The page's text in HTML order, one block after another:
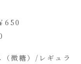
650
微糖）/レギュラ